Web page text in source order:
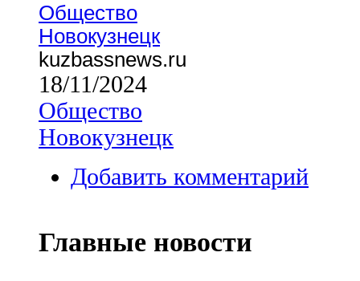
Общество
Новокузнецк
kuzbassnews.ru
18/11/2024
Общество
Новокузнецк
Добавить комментарий
Главные новости